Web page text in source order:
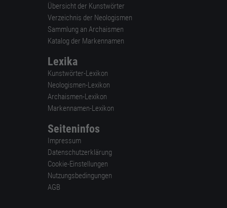
Übersicht der Kunstwörter
Verzeichnis der Neologismen
Sammlung an Archaismen
Katalog der Markennamen
Lexika
Kunstwörter-Lexikon
Neologismen-Lexikon
Archaismen-Lexikon
Markennamen-Lexikon
Seiteninfos
Impressum
Datenschutzerklärung
Cookie-Einstellungen
Nutzungsbedingungen
AGB